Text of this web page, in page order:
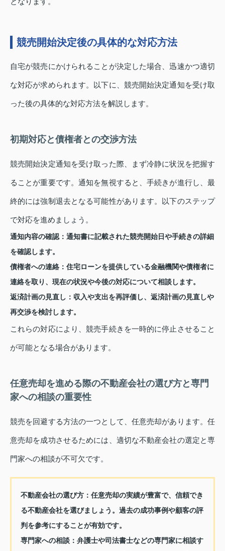
競売開始決定後の具体的な対応方法
自宅が競売にかけられることが決定した場合、迅速かつ適切
な対応が求められます。以下に、競売開始決定通知を受け取
った後の具体的な対応方法を解説します。
初期対応と債権者との交渉方法
競売開始決定通知を受け取った際、まず冷静に状況を把握す
ることが重要です。通知を無視すると、手続きが進行し、最
終的には強制退去となる可能性があります。以下のステップ
で対応を進めましょう。
通知内容の確認： 通知書に記載された競売開始日や手続きの詳細
を確認します。
債権者への連絡： 住宅ローンを提供している金融機関や債権者に
連絡を取り、現在の状況や今後の対応について相談します。
返済計画の見直し： 収入や支出を再評価し、返済計画の見直しや
再交渉を検討します。
これらの対応により、競売手続きを一時的に停止させること
が可能となる場合があります。
任意売却を進める際の不動産会社の選び方と専門
家への相談の重要性
競売を回避する方法の一つとして、任意売却があります。任
意売却を成功させるためには、適切な不動産会社の選定と専
門家への相談が不可欠です。
不動産会社の選び方： 任意売却の実績が豊富で、信頼でき
る不動産会社を選びましょう。過去の成功事例や顧客の評
判を参考にすることが有効です。
専門家への相談： 弁護士や司法書士などの専門家に相談す